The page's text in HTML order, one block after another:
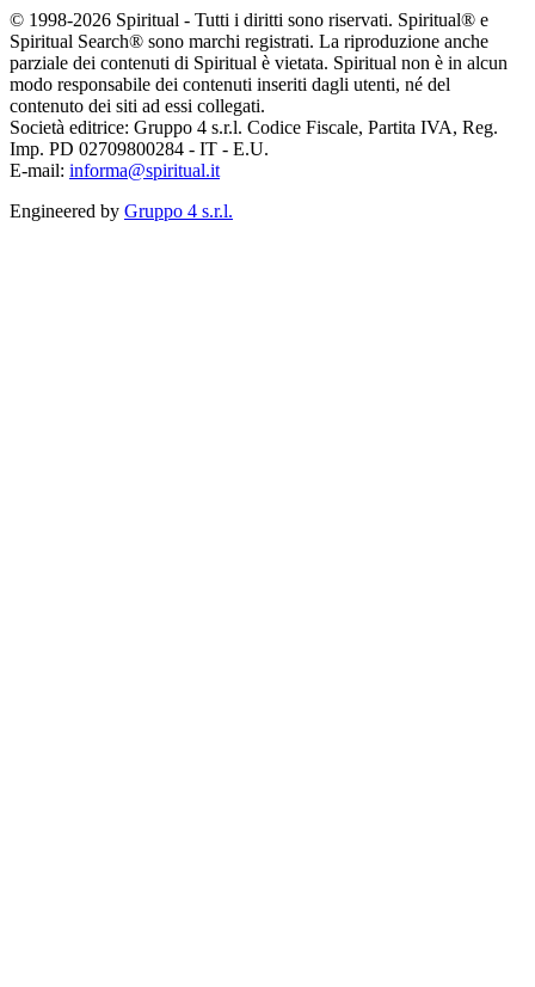
© 1998-2026 Spiritual - Tutti i diritti sono riservati. Spiritual® e
Spiritual Search® sono marchi registrati. La riproduzione anche
parziale dei contenuti di Spiritual è vietata. Spiritual non è in alcun
modo responsabile dei contenuti inseriti dagli utenti, né del
contenuto dei siti ad essi collegati.
Società editrice: Gruppo 4 s.r.l. Codice Fiscale, Partita IVA, Reg.
Imp. PD 02709800284 - IT - E.U.
E-mail: informa@spiritual.it
Engineered by Gruppo 4 s.r.l.